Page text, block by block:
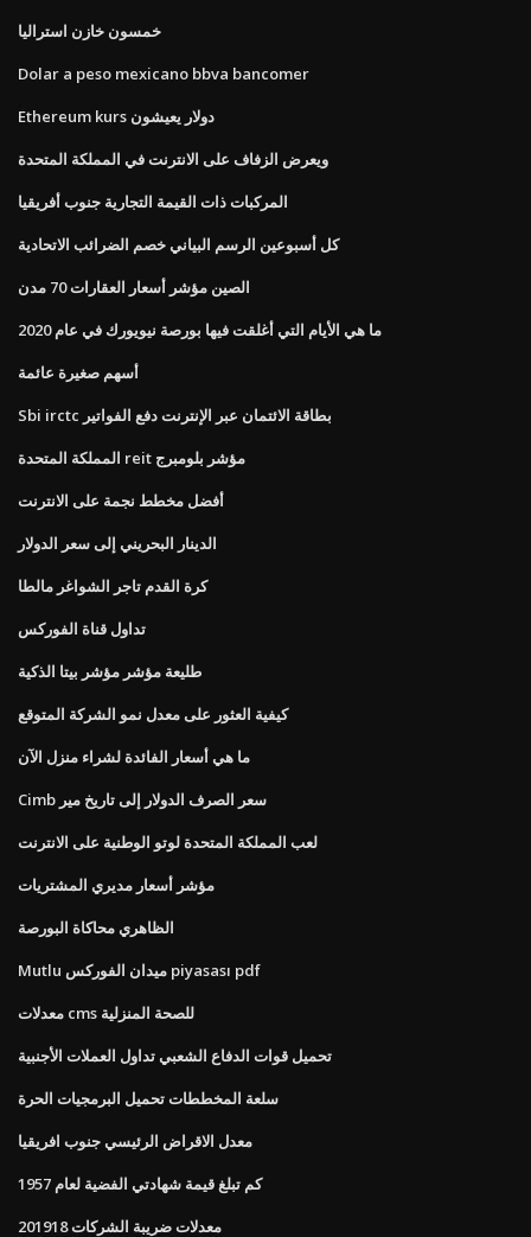
خمسون خازن استراليا
Dolar a peso mexicano bbva bancomer
Ethereum kurs دولار يعيشون
ويعرض الزفاف على الانترنت في المملكة المتحدة
المركبات ذات القيمة التجارية جنوب أفريقيا
كل أسبوعين الرسم البياني خصم الضرائب الاتحادية
الصين مؤشر أسعار العقارات 70 مدن
ما هي الأيام التي أغلقت فيها بورصة نيويورك في عام 2020
أسهم صغيرة عائمة
Sbi irctc بطاقة الائتمان عبر الإنترنت دفع الفواتير
المملكة المتحدة reit مؤشر بلومبرج
أفضل مخطط نجمة على الانترنت
الدينار البحريني إلى سعر الدولار
كرة القدم تاجر الشواغر مالطا
تداول قناة الفوركس
طليعة مؤشر مؤشر بيتا الذكية
كيفية العثور على معدل نمو الشركة المتوقع
ما هي أسعار الفائدة لشراء منزل الآن
Cimb سعر الصرف الدولار إلى تاريخ مير
لعب المملكة المتحدة لوتو الوطنية على الانترنت
مؤشر أسعار مديري المشتريات
الظاهري محاكاة البورصة
Mutlu ميدان الفوركس piyasası pdf
معدلات cms للصحة المنزلية
تحميل قوات الدفاع الشعبي تداول العملات الأجنبية
سلعة المخططات تحميل البرمجيات الحرة
معدل الاقراض الرئيسي جنوب افريقيا
كم تبلغ قيمة شهادتي الفضية لعام 1957
معدلات ضريبة الشركات 201918